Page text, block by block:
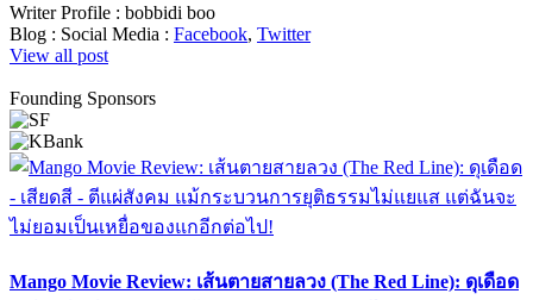
Writer Profile : bobbidi boo
Blog : Social Media : Facebook, Twitter
View all post
Founding Sponsors
Mango Movie Review: เส้นตายสายลวง (The Red Line): ดุเดือด